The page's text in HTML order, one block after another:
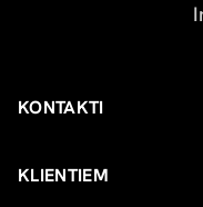
KONTAKTI
KLIENTIEM